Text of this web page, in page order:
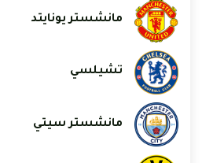
مانشستر يونايتد
تشيلسي
مانشستر سيتي